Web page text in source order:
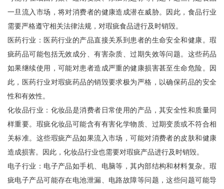
一旦流入市场，将对消费者的健康造成潜在威胁。因此，食品行业
需要严格遵守相关法律法规，对瑕疵食品进行及时销毁。
医药行业：医药行业的产品直接关系到患者的生命安全和健康。瑕
疵药品可能包括无效成分、有害杂质、过期失效等问题。这些药品
如果继续使用，可能对患者造成严重的健康损害甚至生命危险。因
此，医药行业对瑕疵药品的销毁要求极为严格，以确保药品的安全
性和有效性。
化妆品行业：化妆品是消费者日常使用的产品，其安全性和质量同
样重要。瑕疵化妆品可能含有有害化学物质、过期变质或不符合相
关标准。这些瑕疵产品如果流入市场，可能对消费者的皮肤和健康
造成损害。因此，化妆品行业也需要对瑕疵产品进行及时销毁。
电子行业：电子产品如手机、电脑等，其内部结构和材料复杂。瑕
疵电子产品可能存在电池泄漏、电路故障等问题，这些问题可能导